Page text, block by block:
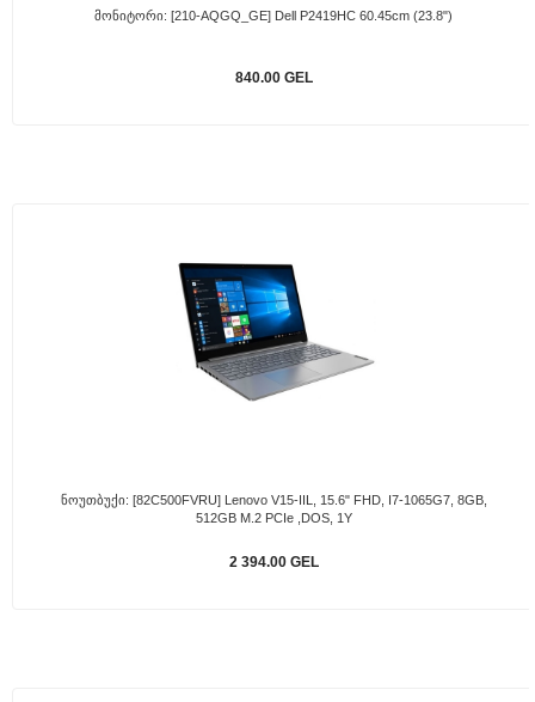
Მონიტორი: [210-AQGQ_GE] Dell P2419HC 60.45cm (23.8")
840.00 GEL
Ნოუთბუქი: [82C500FVRU] Lenovo V15-IIL, 15.6" FHD, I7-1065G7, 8GB,
512GB M.2 PCIe ,DOS, 1Y
2 394.00 GEL